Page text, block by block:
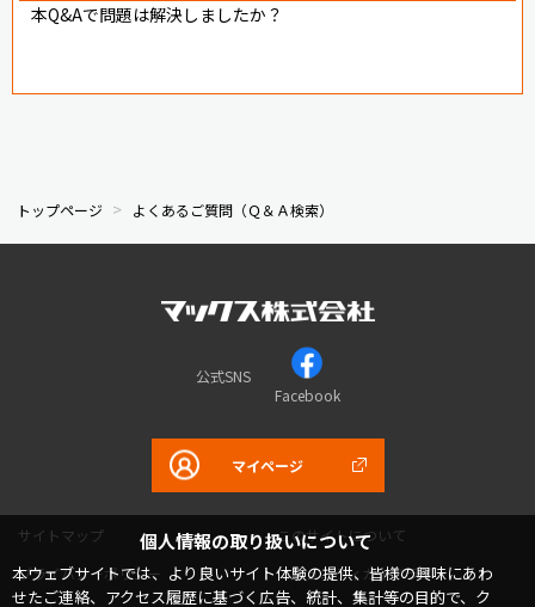
個人情報の取り扱いについて
本ウェブサイトでは、より良いサイト体験の提供、皆様の興味にあわ
せたご連絡、アクセス履歴に基づく広告、統計、集計等の目的で、ク
本Q&Aで問題は解決しましたか？
トップページ よくあるご質問（Ｑ＆Ａ検索）
公式SNS
Facebook
マイページ
サイトマップ
このサイトについて
プライバシーポリシー
コミュニティガイドライン